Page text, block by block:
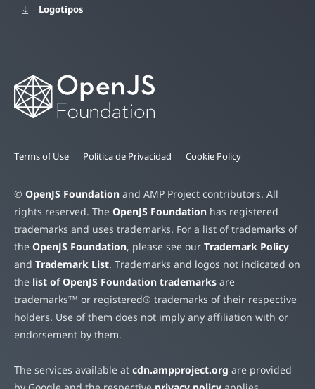
Logotipos
Terms of Use Política de Privacidad Cookie Policy
© OpenJS Foundation and AMP Project contributors. All
rights reserved. The OpenJS Foundation has registered
trademarks and uses trademarks. For a list of trademarks of
the OpenJS Foundation, please see our Trademark Policy
and Trademark List. Trademarks and logos not indicated on
the list of OpenJS Foundation trademarks are
trademarks™ or registered® trademarks of their respective
holders. Use of them does not imply any affiliation with or
endorsement by them.
The services available at cdn.ampproject.org are provided